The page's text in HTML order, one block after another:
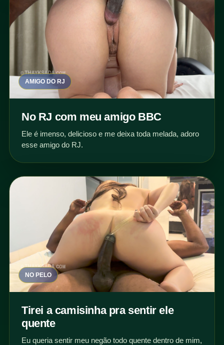
AMIGO DO RJ
No RJ com meu amigo BBC
Ele é imenso, delicioso e me deixa toda melada, adoro
esse amigo do RJ.
NO PELO
Tirei a camisinha pra sentir ele
quente
Eu queria sentir meu negão todo quente dentro de mim,